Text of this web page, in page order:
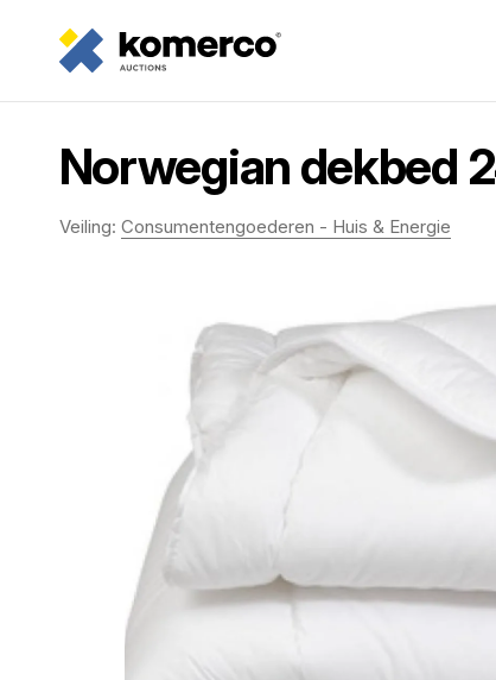
Norwegian dekbed
Veiling: Consumentengoederen - Huis & Energie